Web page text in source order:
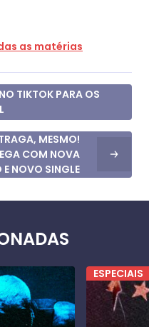
as matérias
TIKTOK PARA OS
MESMO!
COM NOVA
NOVO SINGLE
ESPECIAIS